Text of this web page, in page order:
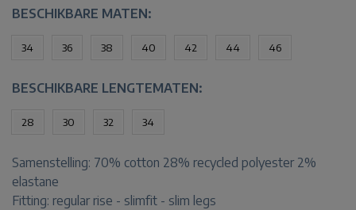
BESCHIKBARE MATEN:
34 36 38 40 42 44 46
BESCHIKBARE LENGTEMATEN:
28 30 32 34
Samenstelling: 70% cotton 28% recycled polyester 2%
elastane
Fitting: regular rise - slimfit - slim legs